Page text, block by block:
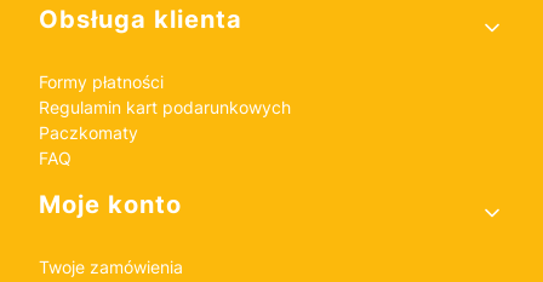
Obsługa klienta
Formy płatności
Regulamin kart podarunkowych
Paczkomaty
FAQ
Moje konto
Twoje zamówienia